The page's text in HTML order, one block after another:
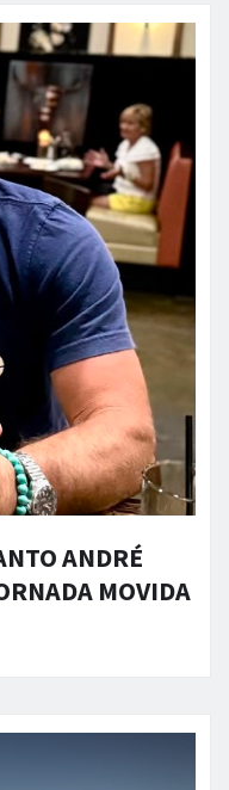
ANDRÉ
MOVIDA